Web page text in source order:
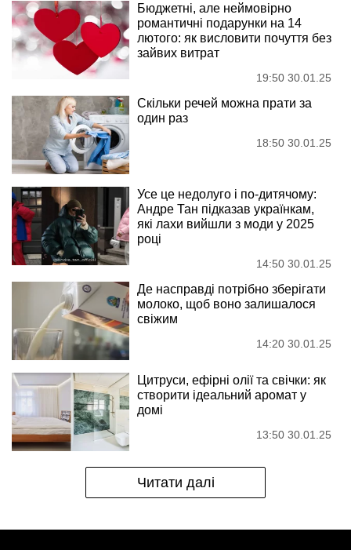
Бюджетні, але неймовірно
романтичні подарунки на 14
лютого: як висловити почуття без
зайвих витрат
19:50 30.01.25
Скільки речей можна прати за
один раз
18:50 30.01.25
Усе це недолуго і по-дитячому:
Андре Тан підказав українкам,
які лахи вийшли з моди у 2025
році
14:50 30.01.25
Де насправді потрібно зберігати
молоко, щоб воно залишалося
свіжим
14:20 30.01.25
Цитруси, ефірні олії та свічки: як
створити ідеальний аромат у
домі
13:50 30.01.25
Читати далі